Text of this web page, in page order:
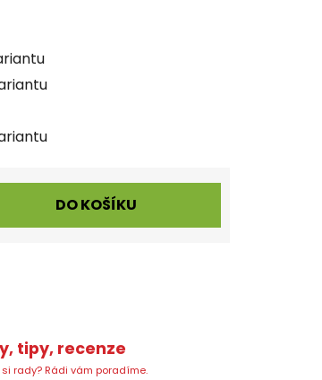
DO KOŠÍKU
tipy, recenze
rady? Rádi vám poradíme.